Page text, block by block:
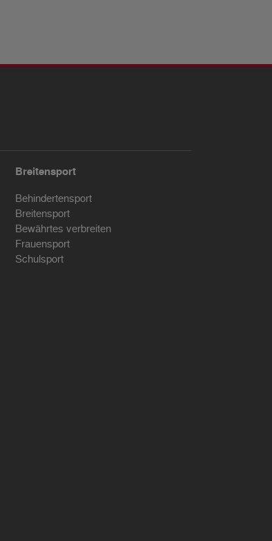
Breitensport
Behindertensport
Breitensport
Bewährtes verbreiten
Frauensport
Schulsport